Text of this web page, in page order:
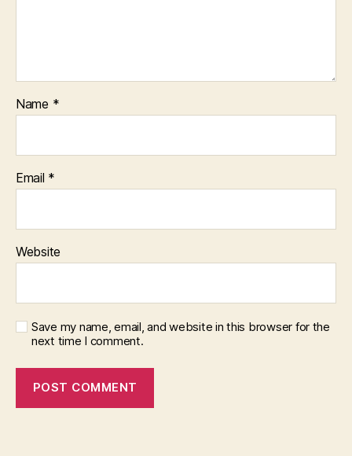
Name *
Email *
Website
Save my name, email, and website in this browser for the
next time I comment.